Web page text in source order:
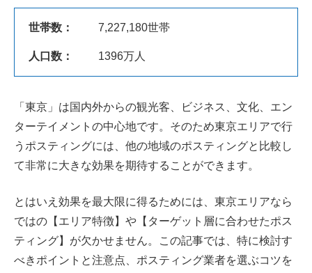
世帯数： 7,227,180世帯
人口数： 1396万人
「東京」は国内外からの観光客、ビジネス、文化、エン
ターテイメントの中心地です。そのため東京エリアで行
うポスティングには、他の地域のポスティングと比較し
て非常に大きな効果を期待することができます。
とはいえ効果を最大限に得るためには、東京エリアなら
ではの【エリア特徴】や【ターゲット層に合わせたポス
ティング】が欠かせません。この記事では、特に検討す
べきポイントと注意点、ポスティング業者を選ぶコツを